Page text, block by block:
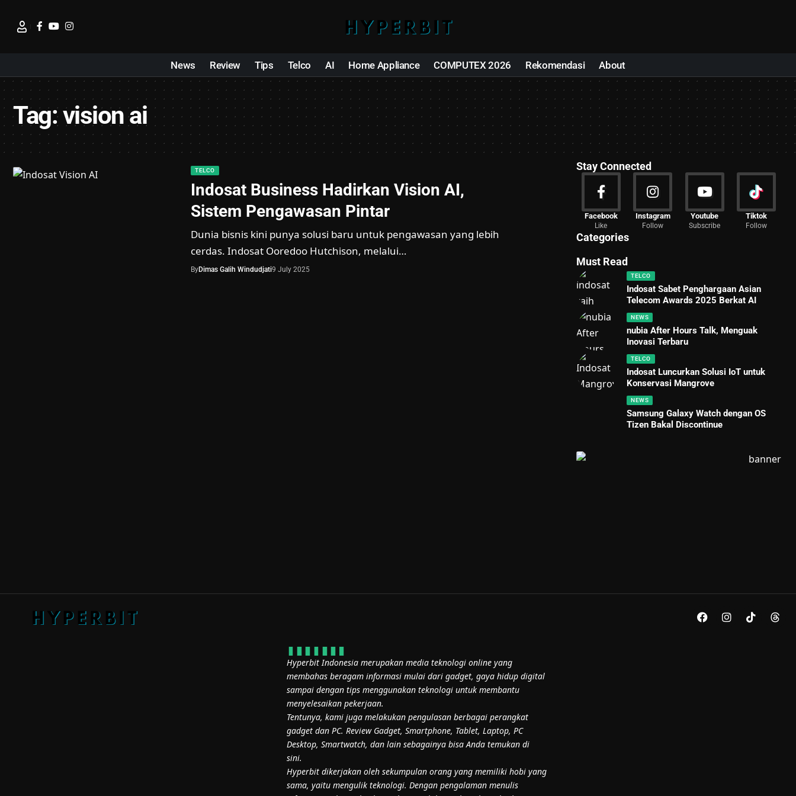
News Review Tips Telco AI Home Appliance COMPUTEX 2026 Rekomendasi About
Tag:vision ai
TELCO
Indosat Business Hadirkan Vision AI,
Sistem Pengawasan Pintar
Dunia bisnis kini punya solusi baru untuk pengawasan yang lebih
cerdas. Indosat Ooredoo Hutchison, melalui…
ByDimas Galih Windudjati9 July 2025
Stay Connected
Facebook
Like
Instagram
Follow
Youtube
Subscribe
Tiktok
Follow
Categories
News
2029 Articles
Must Read
TELCO
Indosat Sabet Penghargaan Asian
Telecom Awards 2025 Berkat AI
NEWS
nubia After Hours Talk, Menguak
Inovasi Terbaru
TELCO
Indosat Luncurkan Solusi IoT untuk
Konservasi Mangrove
NEWS
Samsung Galaxy Watch dengan OS
Tizen Bakal Discontinue
Hyperbit Indonesia merupakan media teknologi online yang
membahas beragam informasi mulai dari gadget, gaya hidup digital
sampai dengan tips menggunakan teknologi untuk membantu
menyelesaikan pekerjaan.
Tentunya, kami juga melakukan pengulasan berbagai perangkat
gadget dan PC. Review Gadget, Smartphone, Tablet, Laptop, PC
Desktop, Smartwatch, dan lain sebagainya bisa Anda temukan di
sini.
Hyperbit dikerjakan oleh sekumpulan orang yang memiliki hobi yang
sama, yaitu mengulik teknologi. Dengan pengalaman menulis